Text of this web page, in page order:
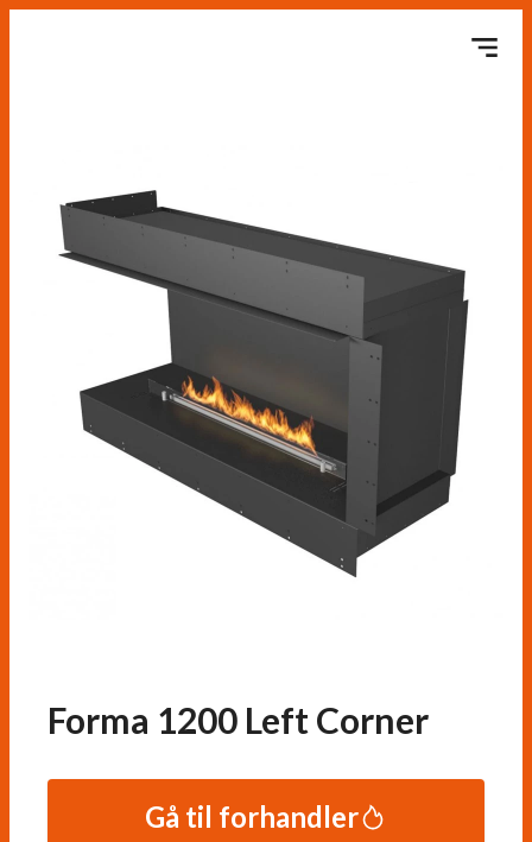
Forma 1200 Left Corner
Gå til forhandler